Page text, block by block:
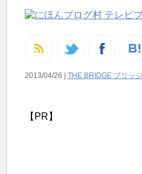
2013/04/26 | THE BRIDGE ブリッジ
【PR】